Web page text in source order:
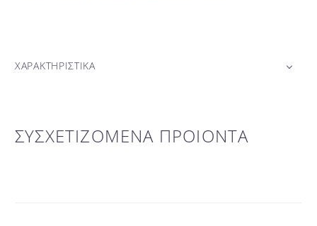
ΧΑΡΑΚΤΗΡΙΣΤΙΚΑ
ΣΥΣΧΕΤΙΖΟΜΕΝΑ ΠΡΟΙΟΝΤΑ